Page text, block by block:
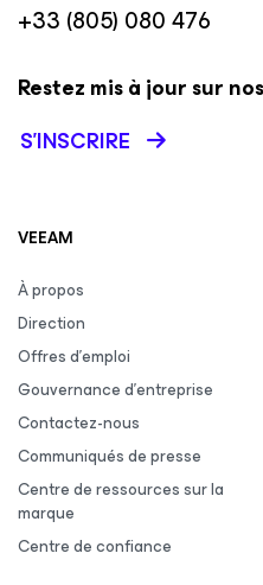
+33 (805) 080 476
Restez mis à jour sur
S’INSCRIRE
VEEAM
À propos
Direction
Offres d’emploi
Gouvernance d’entreprise
Contactez-nous
Communiqués de presse
Centre de ressources sur la
marque
Centre de confiance